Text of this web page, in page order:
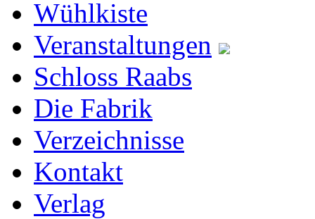
Wühlkiste
Veranstaltungen
Schloss Raabs
Die Fabrik
Verzeichnisse
Kontakt
Verlag